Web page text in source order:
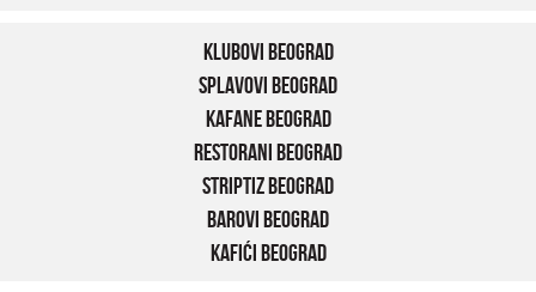
Klubovi Beograd
Splavovi Beograd
Kafane Beograd
Restorani Beograd
Striptiz Beograd
Barovi Beograd
Kafići Beograd